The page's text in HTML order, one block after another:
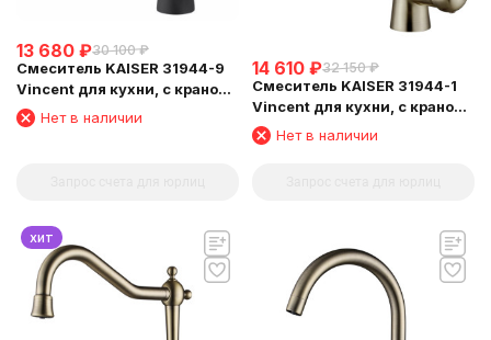
13 680 ₽30 100 ₽
Смеситель KAISER 31944-9
Vincent для кухни, с краном
для питьевой воды, черный
матовый
Нет в наличии
14 610 ₽32 150 ₽
Смеситель KAISER 31944-1
Vincent для кухни, с краном
для питьевой воды,
бронзовый
Нет в наличии
хит